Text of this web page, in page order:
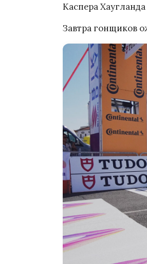
Каспера
Завтра гонщиков